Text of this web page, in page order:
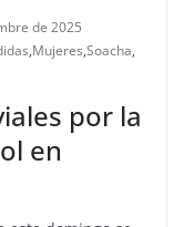
de 2025
,Mujeres,Soacha,
por la
en